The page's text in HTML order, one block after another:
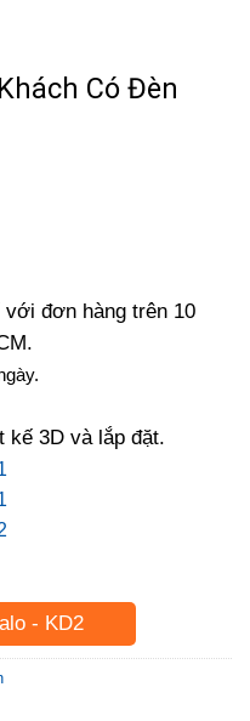
Có Đèn
đơn hàng trên 10
kế 3D và lắp đặt.
- KD2